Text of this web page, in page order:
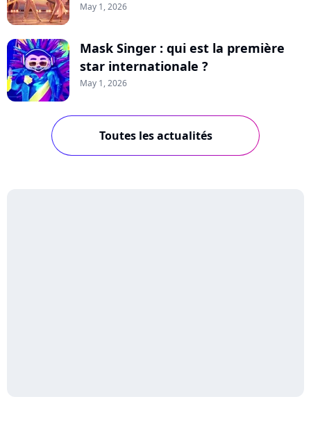
May 1, 2026
Mask Singer : qui est la première
star internationale ?
May 1, 2026
Toutes les actualités